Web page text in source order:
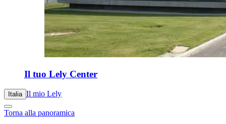
Il tuo Lely Center
Italia Il mio Lely
Torna alla panoramica